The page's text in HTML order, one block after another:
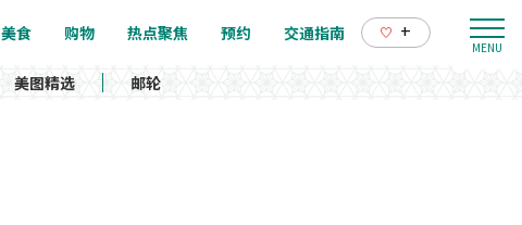
美食 购物 热点聚焦 预约 交通指南 +
美图精选 邮轮